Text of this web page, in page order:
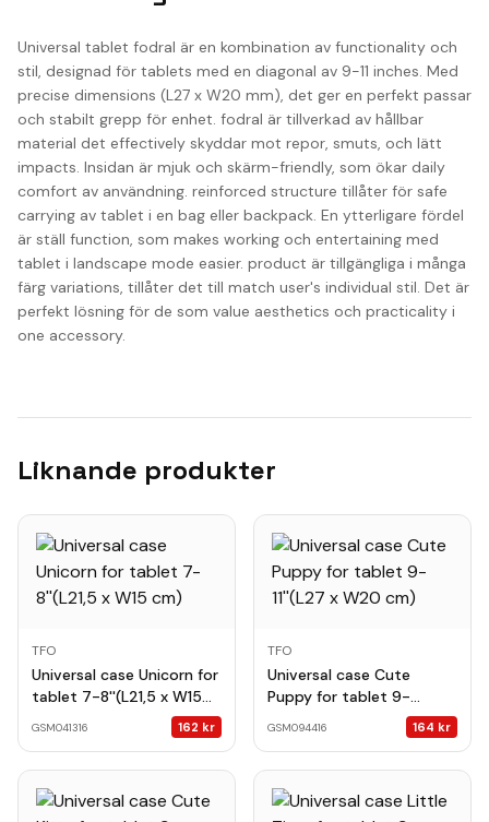
Universal tablet fodral är en kombination av functionality och
stil, designad för tablets med en diagonal av 9-11 inches. Med
precise dimensions (L27 x W20 mm), det ger en perfekt passar
och stabilt grepp för enhet. fodral är tillverkad av hållbar
material det effectively skyddar mot repor, smuts, och lätt
impacts. Insidan är mjuk och skärm-friendly, som ökar daily
comfort av användning. reinforced structure tillåter för safe
carrying av tablet i en bag eller backpack. En ytterligare fördel
är ställ function, som makes working och entertaining med
tablet i landscape mode easier. product är tillgängliga i många
färg variations, tillåter det till match user's individual stil. Det är
perfekt lösning för de som value aesthetics och practicality i
one accessory.
Liknande produkter
TFO
Universal case Unicorn for
tablet 7-8''(L21,5 x W15
GSM041316 162 kr
TFO
Universal case Cute
Puppy for tablet 9-
GSM094416 164 kr